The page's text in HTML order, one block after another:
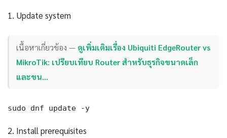
1. Update system
เนื้อหาเกี่ยวข้อง — ดูเพิ่มเติมเรื่อง Ubiquiti EdgeRouter vs
MikroTik: เปรียบเทียบ Router สำหรับธุรกิจขนาดเล็ก
และขน…
sudo dnf update -y
2. Install prerequisites